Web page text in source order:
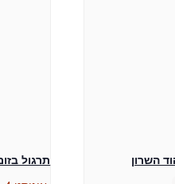
השרון תרגול